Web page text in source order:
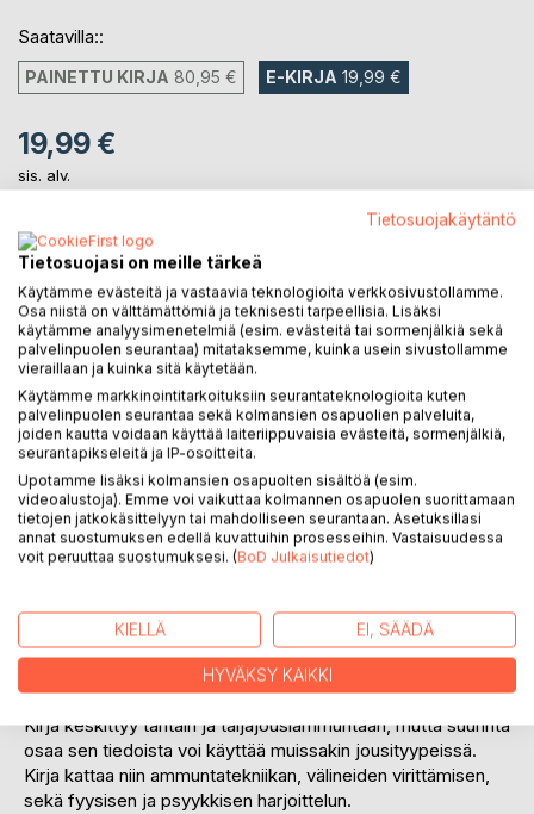
Saatavilla::
PAINETTU KIRJA 80,95 € E-KIRJA 19,99 €
19,99 €
sis. alv.
Lisää muistilistalle
Arvostele tuote
KUVAUS
Nuolen taikaa on aloittelijan opas jousiammuntaan. Kirja
antaa käytännönläheisiä ohjeita miten juuri sinä pääset
parhaiten alkuun jousiampujan urallasi ja milla tavoin voit
kehittää itseäsi ampujana.
Kirja keskittyy tähtäin ja taljajousiammuntaan, mutta suurinta
osaa sen tiedoista voi käyttää muissakin jousityypeissä.
Kirja kattaa niin ammuntatekniikan, välineiden virittämisen,
sekä fyysisen ja psyykkisen harjoittelun.
Tietosuojakäytäntö
Tietosuojasi on meille tärkeä
Käytämme evästeitä ja vastaavia teknologioita verkkosivustollamme.
Osa niistä on välttämättömiä ja teknisesti tarpeellisia. Lisäksi
käytämme analyysimenetelmiä (esim. evästeitä tai sormenjälkiä sekä
palvelinpuolen seurantaa) mitataksemme, kuinka usein sivustollamme
vieraillaan ja kuinka sitä käytetään.
Käytämme markkinointitarkoituksiin seurantateknologioita kuten
palvelinpuolen seurantaa sekä kolmansien osapuolien palveluita,
joiden kautta voidaan käyttää laiteriippuvaisia evästeitä, sormenjälkiä,
seurantapikseleitä ja IP-osoitteita.
Upotamme lisäksi kolmansien osapuolten sisältöä (esim.
videoalustoja). Emme voi vaikuttaa kolmannen osapuolen suorittamaan
tietojen jatkokäsittelyyn tai mahdolliseen seurantaan. Asetuksillasi
annat suostumuksen edellä kuvattuihin prosesseihin. Vastaisuudessa
voit peruuttaa suostumuksesi. (BoD Julkaisutiedot)
KIELLÄ EI, SÄÄDÄ
HYVÄKSY KAIKKI